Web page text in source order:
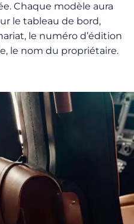
Chaque modèle aura
le tableau de bord,
le numéro d’édition
le nom du propriétaire.